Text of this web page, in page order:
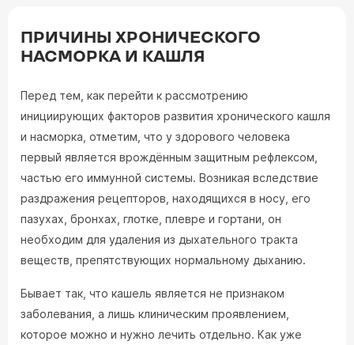
ПРИЧИНЫ ХРОНИЧЕСКОГО
НАСМОРКА И КАШЛЯ
Перед тем, как перейти к рассмотрению
инициирующих факторов развития хронического кашля
и насморка, отметим, что у здорового человека
первый является врождённым защитным рефлексом,
частью его иммунной системы. Возникая вследствие
раздражения рецепторов, находящихся в носу, его
пазухах, бронхах, глотке, плевре и гортани, он
необходим для удаления из дыхательного тракта
веществ, препятствующих нормальному дыханию.
Бывает так, что кашель является не признаком
заболевания, а лишь клиническим проявлением,
которое можно и нужно лечить отдельно. Как уже